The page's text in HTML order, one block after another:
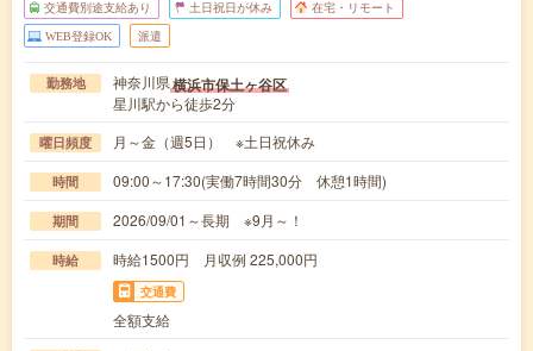
交通費別途支給あり 土日祝日が休み 在宅・リモート
WEB登録OK 派遣
勤務地 神奈川県横浜市保土ヶ谷区
星川駅から徒歩2分
曜日頻度 月～金（週5日） ※土日祝休み
時間 09:00～17:30(実働7時間30分 休憩1時間)
期間 2026/09/01～長期 ※9月～！
時給 時給1500円 月収例 225,000円
交通費
全額支給